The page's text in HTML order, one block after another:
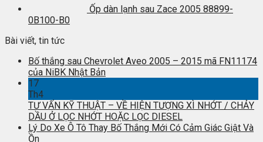
Ốp dàn lạnh sau Zace 2005 88899-
0B100-B0
Bài viết, tin tức
Bố thắng sau Chevrolet Aveo 2005 – 2015 mã FN11174
của NiBK Nhật Bản
17
Th4
TƯ VẤN KỸ THUẬT – VỀ HIỆN TƯỢNG XÌ NHỚT / CHẢY
DẦU Ở LỌC NHỚT HOẶC LỌC DIESEL
Lý Do Xe Ô Tô Thay Bố Thắng Mới Có Cảm Giác Giật Và
Ồn